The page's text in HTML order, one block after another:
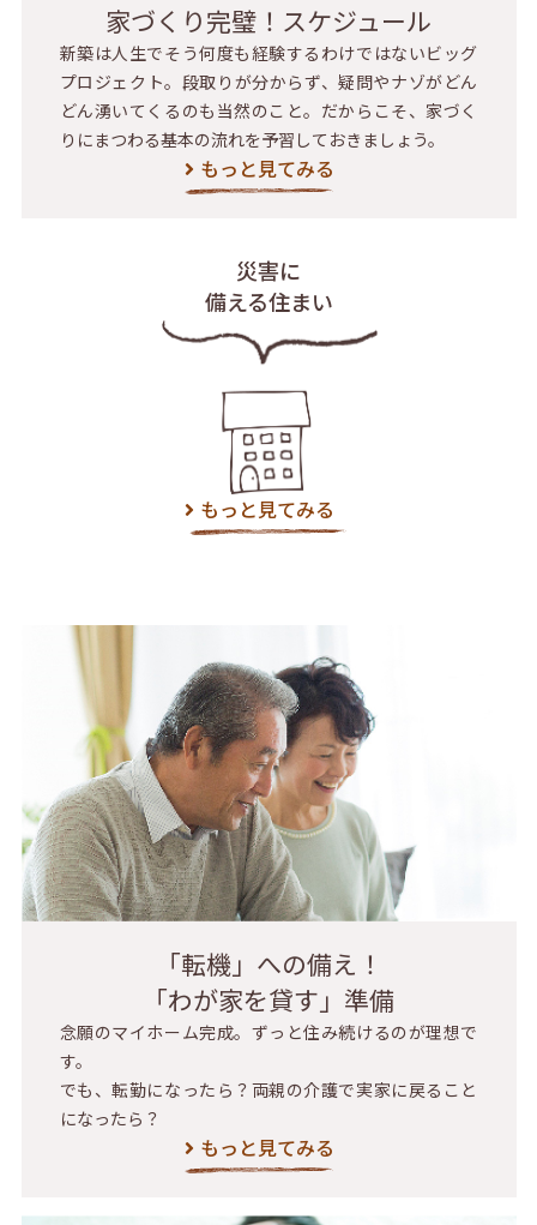
家づくり完璧！スケジュール
新築は人生でそう何度も経験するわけではないビッグ
プロジェクト。段取りが分からず、疑問やナゾがどん
どん湧いてくるのも当然のこと。だからこそ、家づく
りにまつわる基本の流れを予習しておきましょう。
もっと見てみる
災害に
備える住まい
もっと見てみる
「転機」への備え！
「わが家を貸す」準備
念願のマイホーム完成。ずっと住み続けるのが理想で
す。
でも、転勤になったら？両親の介護で実家に戻ること
になったら？
もっと見てみる